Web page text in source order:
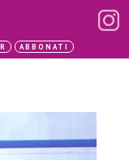
ABBONATI